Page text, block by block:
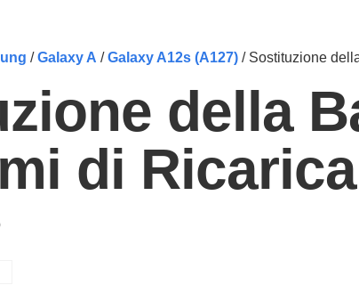
/Galaxy A /Galaxy A12s (A127) / Sostituzione
della
di Ricarica